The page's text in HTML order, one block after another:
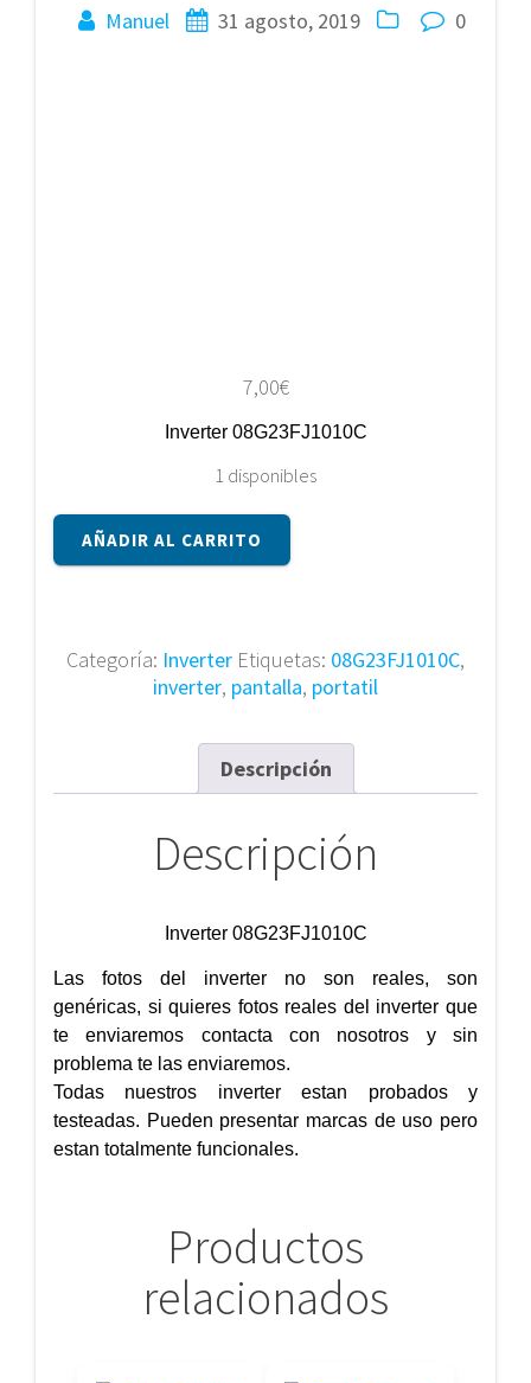
Manuel 31 agosto, 2019 0
7,00€
Inverter 08G23FJ1010C
1 disponibles
Inverter
08G23FJ1010C
AÑADIR AL CARRITO
Categoría: Inverter Etiquetas: 08G23FJ1010C,
inverter, pantalla, portatil
Descripción
Descripción
Inverter 08G23FJ1010C
Las fotos del inverter no son reales, son
genéricas, si quieres fotos reales del inverter que
te enviaremos contacta con nosotros y sin
problema te las enviaremos.
Todas nuestros inverter estan probados y
testeadas. Pueden presentar marcas de uso pero
estan totalmente funcionales.
Productos
relacionados
entradas